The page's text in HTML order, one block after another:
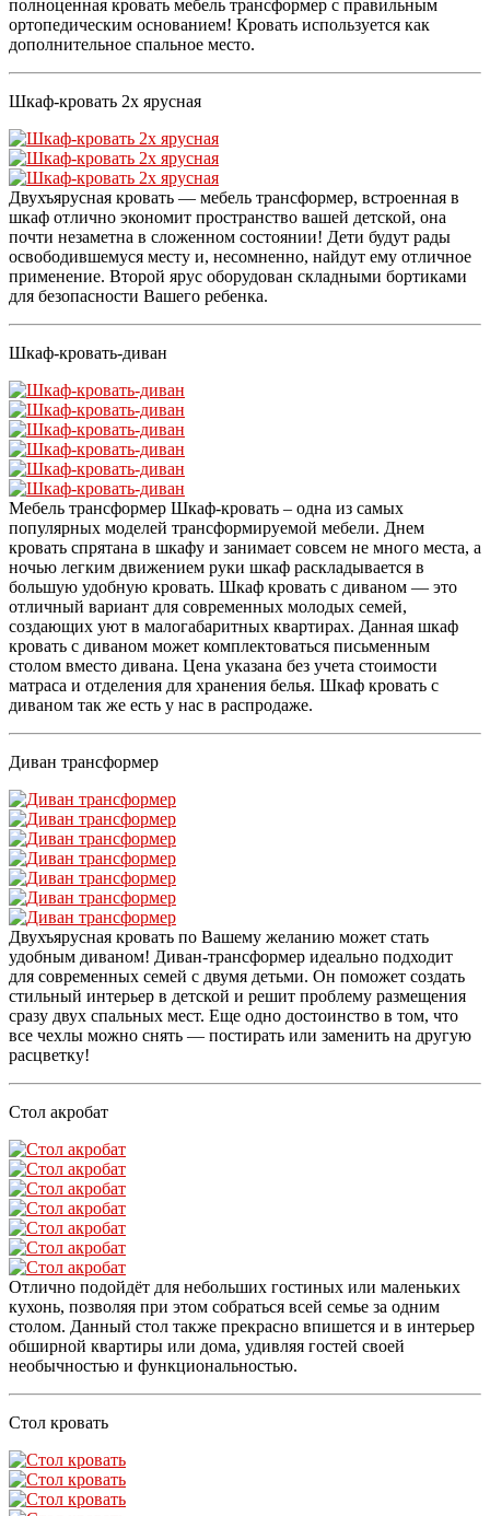
полноценная кровать мебель трансформер с правильным
ортопедическим основанием! Кровать используется как
дополнительное спальное место.
Шкаф-кровать 2х ярусная
Двухъярусная кровать — мебель трансформер, встроенная в
шкаф отлично экономит пространство вашей детской, она
почти незаметна в сложенном состоянии! Дети будут рады
освободившемуся месту и, несомненно, найдут ему отличное
применение. Второй ярус оборудован складными бортиками
для безопасности Вашего ребенка.
Шкаф-кровать-диван
Мебель трансформер Шкаф-кровать – одна из самых
популярных моделей трансформируемой мебели. Днем
кровать спрятана в шкафу и занимает совсем не много места, а
ночью легким движением руки шкаф раскладывается в
большую удобную кровать. Шкаф кровать с диваном — это
отличный вариант для современных молодых семей,
создающих уют в малогабаритных квартирах. Данная шкаф
кровать с диваном может комплектоваться письменным
столом вместо дивана. Цена указана без учета стоимости
матраса и отделения для хранения белья. Шкаф кровать с
диваном так же есть у нас в распродаже.
Диван трансформер
Двухъярусная кровать по Вашему желанию может стать
удобным диваном! Диван-трансформер идеально подходит
для современных семей с двумя детьми. Он поможет создать
стильный интерьер в детской и решит проблему размещения
сразу двух спальных мест. Еще одно достоинство в том, что
все чехлы можно снять — постирать или заменить на другую
расцветку!
Стол акробат
Отлично подойдёт для небольших гостиных или маленьких
кухонь, позволяя при этом собраться всей семье за одним
столом. Данный стол также прекрасно впишется и в интерьер
обширной квартиры или дома, удивляя гостей своей
необычностью и функциональностью.
Стол кровать